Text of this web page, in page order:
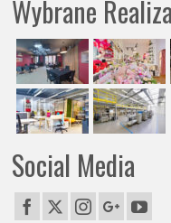
Wybrane
Social Media